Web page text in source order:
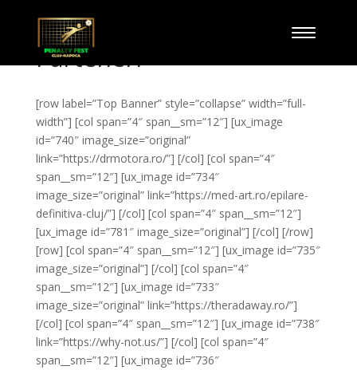
Parteneri
[row label=”Top Banner” style=”collapse” width=”full-
width”] [col span=”4″ span__sm=”12″] [ux_image
id=”740″ image_size=”original”
link=”https://drmotora.ro/”] [/col] [col span=”4″
span__sm=”12″] [ux_image id=”734″
image_size=”original” link=”https://med-art.ro/epilare-
definitiva-cluj/”] [/col] [col span=”4″ span__sm=”12″]
[ux_image id=”781″ image_size=”original”] [/col] [/row]
[row] [col span=”4″ span__sm=”12″] [ux_image id=”735″
image_size=”original”] [/col] [col span=”4″
span__sm=”12″] [ux_image id=”733″
image_size=”original” link=”https://theradaway.ro/”]
[/col] [col span=”4″ span__sm=”12″] [ux_image id=”738″
link=”https://why-not.us/”] [/col] [col span=”4″
span__sm=”12″] [ux_image id=”736″